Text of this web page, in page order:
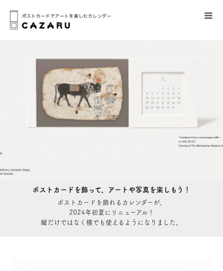
ポストカードを飾って、アートや写真を楽しもう！
ポストカードを飾れるカレンダーが、
2024年初夏にリニューアル！
縦だけではなく横でも使えるようになりました。